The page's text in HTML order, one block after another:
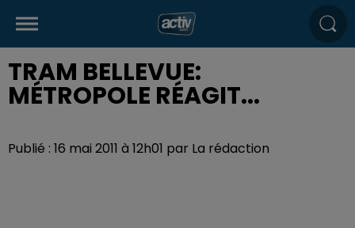
TRAM BELLEVUE:
MÉTROPOLE RÉAGIT...
Publié : 16 mai 2011 à 12h01 par La rédaction